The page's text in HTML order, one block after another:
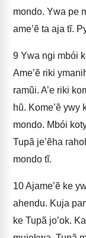
mondo. Ywa pe
ame’ẽ ta aja tĩ.
9 Ywa ngi mbói
Ame’ẽ riki
ramũi. A’e riki
hũ. Kome’ẽ ywy
mondo. Mbói
Tupã je’ẽha
mondo tĩ.
10Ajame’ẽ ke
ahendu. Kuja
ke Tupã jo’ok.